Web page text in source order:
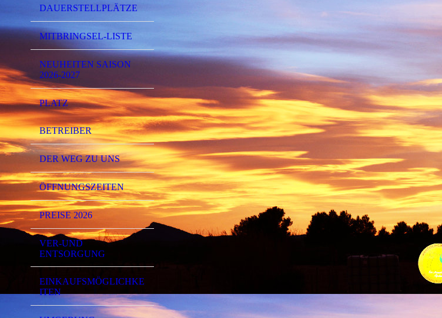
DAUERSTELLPLÄTZE
MITBRINGSEL-LISTE
NEUHEITEN SAISON
2026-2027
PLATZ
BETREIBER
DER WEG ZU UNS
ÖFFNUNGSZEITEN
PREISE 2026
VER-UND
ENTSORGUNG
EINKAUFSMÖGLICHKE
ITEN